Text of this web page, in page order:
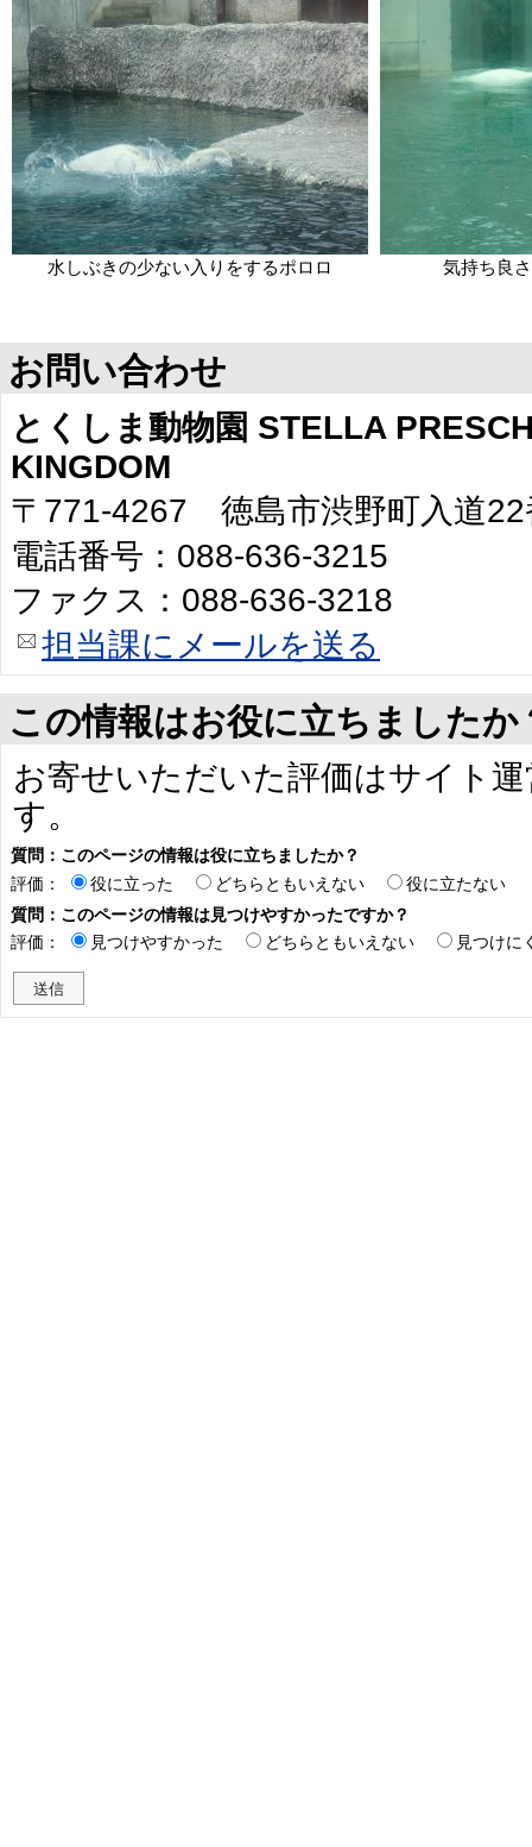
水しぶきの少ない入りをするポロロ 気持ち良
お問い合わせ
とくしま動物園 STELLA
KINGDOM
〒771-4267 徳島市渋野町入道22
電話番号：088-636-3215
ファクス：088-636-3218
担当課にメールを送る
この情報はお役に立ちましたか
お寄せいただいた評価はサイト
す。
質問：このページの情報は役に立ちましたか？
評価：
役に立った どちらともいえない
役に立たない
質問：このページの情報は見つけやすかったですか？
評価：
見つけやすかった どちらともいえない 見つけに